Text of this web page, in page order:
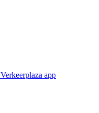
Verkeerplaza app